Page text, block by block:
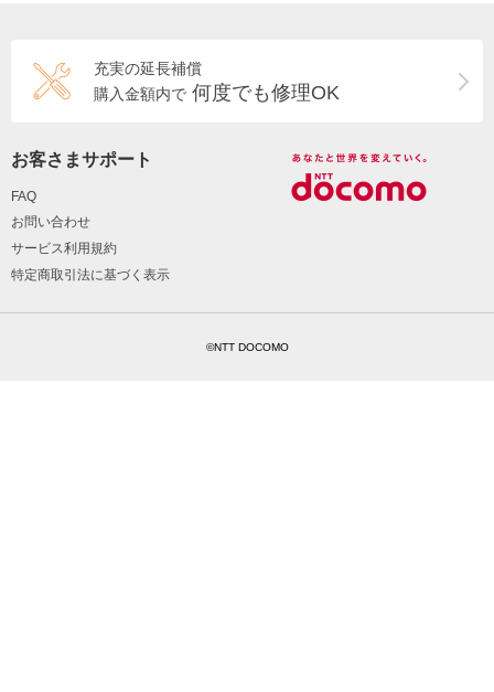
充実の延長補償
購入金額内で 何度でも修理OK
お客さまサポート
FAQ
お問い合わせ
サービス利用規約
特定商取引法に基づく表示
©NTT DOCOMO